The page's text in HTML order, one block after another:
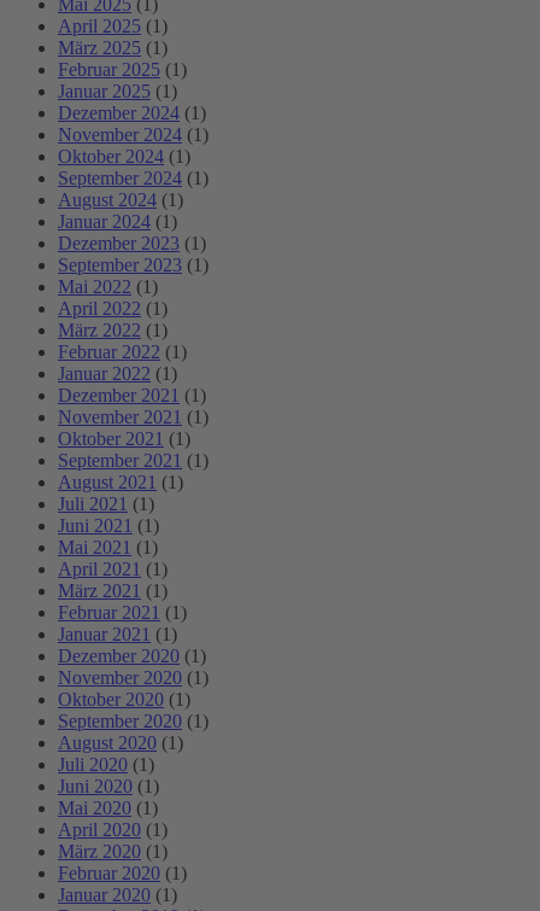
Mai 2025 (1)
April 2025 (1)
März 2025 (1)
Februar 2025 (1)
Januar 2025 (1)
Dezember 2024 (1)
November 2024 (1)
Oktober 2024 (1)
September 2024 (1)
August 2024 (1)
Januar 2024 (1)
Dezember 2023 (1)
September 2023 (1)
Mai 2022 (1)
April 2022 (1)
März 2022 (1)
Februar 2022 (1)
Januar 2022 (1)
Dezember 2021 (1)
November 2021 (1)
Oktober 2021 (1)
September 2021 (1)
August 2021 (1)
Juli 2021 (1)
Juni 2021 (1)
Mai 2021 (1)
April 2021 (1)
März 2021 (1)
Februar 2021 (1)
Januar 2021 (1)
Dezember 2020 (1)
November 2020 (1)
Oktober 2020 (1)
September 2020 (1)
August 2020 (1)
Juli 2020 (1)
Juni 2020 (1)
Mai 2020 (1)
April 2020 (1)
März 2020 (1)
Februar 2020 (1)
Januar 2020 (1)